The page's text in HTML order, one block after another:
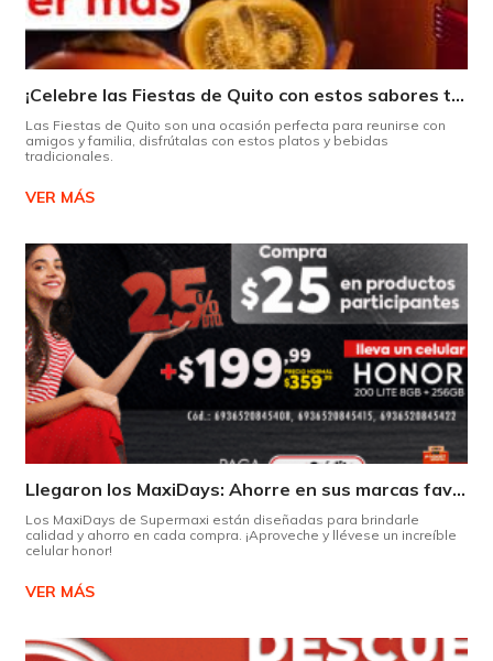
¡Celebre las Fiestas de Quito con estos sabores típicos!
Las Fiestas de Quito son una ocasión perfecta para reunirse con
amigos y familia, disfrútalas con estos platos y bebidas
tradicionales.
VER MÁS
Llegaron los MaxiDays: Ahorre en sus marcas favoritas
Los MaxiDays de Supermaxi están diseñadas para brindarle
calidad y ahorro en cada compra. ¡Aproveche y llévese un increíble
celular honor!
VER MÁS